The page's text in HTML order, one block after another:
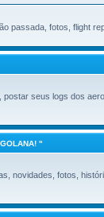
passada, fotos, flight
seus logs dos
"
novidades, fotos,